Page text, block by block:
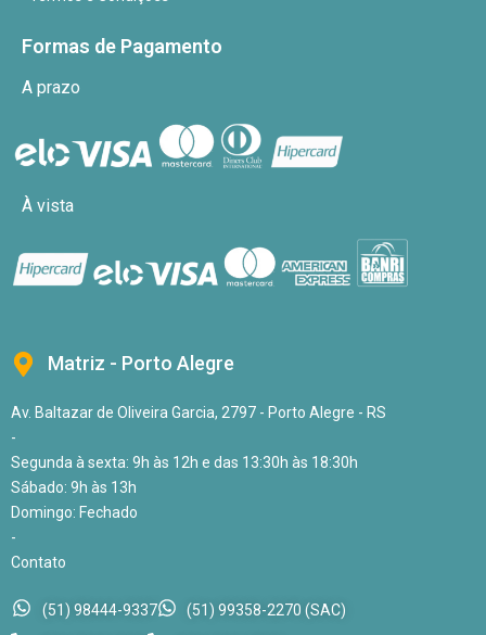
Formas de Pagamento
A prazo
À vista
Matriz - Porto Alegre
Av. Baltazar de Oliveira Garcia, 2797 - Porto Alegre - RS
-
Segunda à sexta: 9h às 12h e das 13:30h às 18:30h
Sábado: 9h às 13h
Domingo: Fechado
-
Contato
(51) 98444-9337 (51) 99358-2270 (SAC)